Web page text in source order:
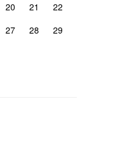
20 21
22
27 28
29